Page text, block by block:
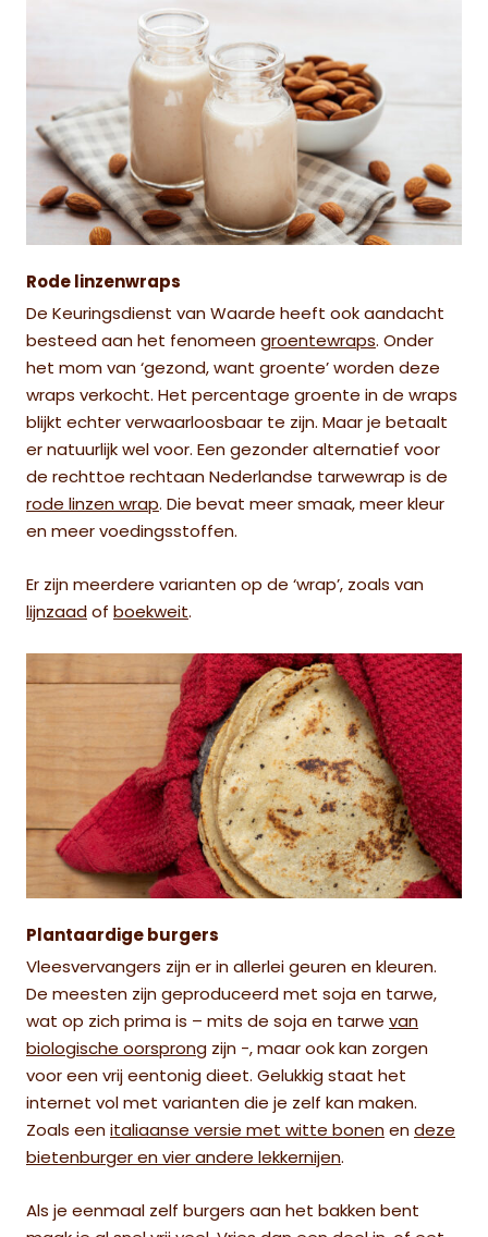
Rode linzenwraps
De Keuringsdienst van Waarde heeft ook aandacht
besteed aan het fenomeen groentewraps. Onder
het mom van ‘gezond, want groente’ worden deze
wraps verkocht. Het percentage groente in de wraps
blijkt echter verwaarloosbaar te zijn. Maar je betaalt
er natuurlijk wel voor. Een gezonder alternatief voor
de rechttoe rechtaan Nederlandse tarwewrap is de
rode linzen wrap. Die bevat meer smaak, meer kleur
en meer voedingsstoffen.
Er zijn meerdere varianten op de ‘wrap’, zoals van
lijnzaad of boekweit.
Plantaardige burgers
Vleesvervangers zijn er in allerlei geuren en kleuren.
De meesten zijn geproduceerd met soja en tarwe,
wat op zich prima is – mits de soja en tarwe van
biologische oorsprong zijn -, maar ook kan zorgen
voor een vrij eentonig dieet. Gelukkig staat het
internet vol met varianten die je zelf kan maken.
Zoals een italiaanse versie met witte bonen en deze
bietenburger en vier andere lekkernijen.
Als je eenmaal zelf burgers aan het bakken bent